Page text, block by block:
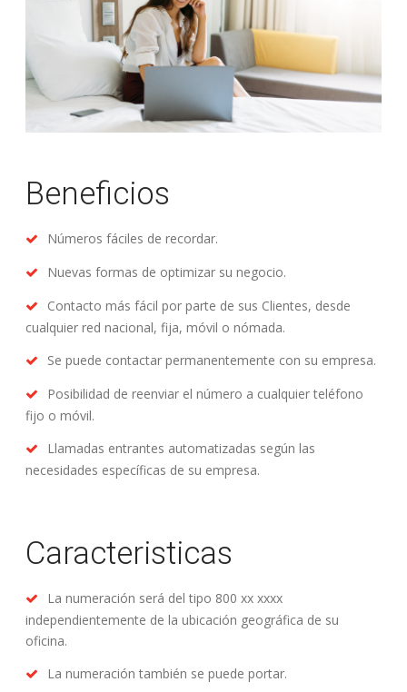
Beneficios
Números fáciles de recordar.
Nuevas formas de optimizar su negocio.
Contacto más fácil por parte de sus Clientes, desde
cualquier red nacional, fija, móvil o nómada.
Se puede contactar permanentemente con su empresa.
Posibilidad de reenviar el número a cualquier teléfono
fijo o móvil.
Llamadas entrantes automatizadas según las
necesidades específicas de su empresa.
Caracteristicas
La numeración será del tipo 800 xx xxxx
independientemente de la ubicación geográfica de su
oficina.
La numeración también se puede portar.